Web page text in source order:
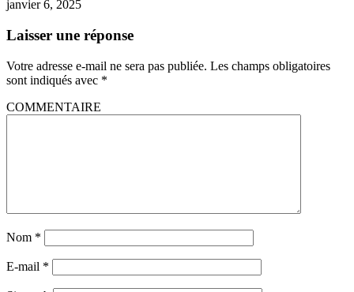
janvier 6, 2025
Laisser une réponse
Votre adresse e-mail ne sera pas publiée. Les champs obligatoires
sont indiqués avec *
COMMENTAIRE
Nom *
E-mail *